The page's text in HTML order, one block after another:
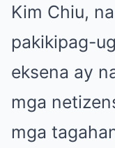
Kim Chiu,
pakikipag-
eksena ay
mga
mga